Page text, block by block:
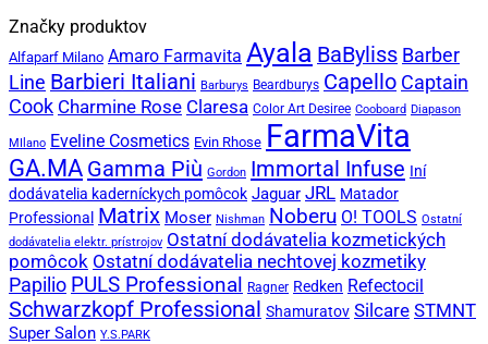
Značky produktov
Alfaparf Milano Amaro Farmavita Ayala BaByliss Barber
Line Barbieri Italiani Barburys Beardburys Capello Captain
Cook Charmine Rose Claresa Color Art Desiree Cooboard Diapason
MIlano Eveline Cosmetics Evin Rhose FarmaVita
GA.MA Gamma Più Gordon Immortal Infuse Iní
dodávatelia kaderníckych pomôcok Jaguar JRL Matador
Professional Matrix Moser Nishman Noberu O! TOOLS Ostatní
dodávatelia elektr. prístrojov Ostatní dodávatelia kozmetických
pomôcok Ostatní dodávatelia nechtovej kozmetiky
Papilio PULS Professional Ragner Redken Refectocil
Schwarzkopf Professional Shamuratov Silcare STMNT
Super Salon Y.S.PARK